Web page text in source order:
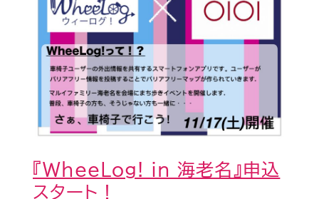
『WheeLog! in 海老名』申込
スタート！
名』
ー
ト！